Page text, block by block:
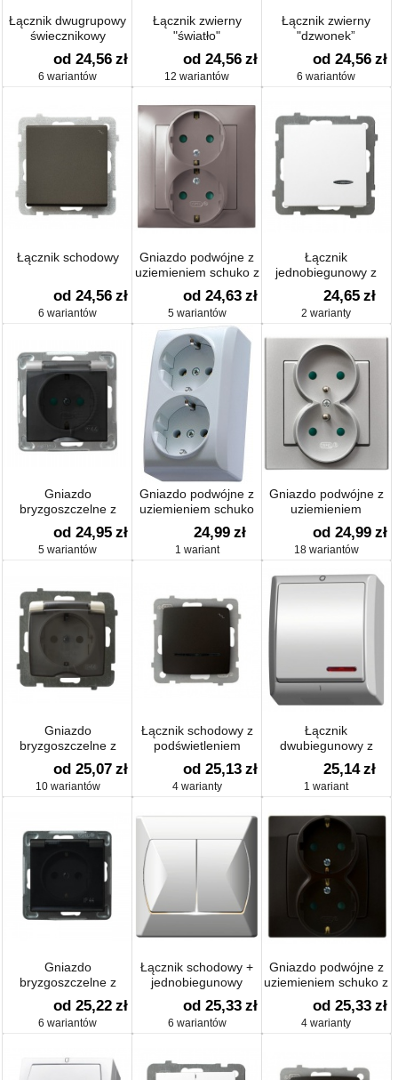
Łącznik dwugrupowy
świecznikowy
od 24,56 zł
6 wariantów
Łącznik zwierny
"światło"
od 24,56 zł
12 wariantów
Łącznik zwierny
"dzwonek”
od 24,56 zł
6 wariantów
Łącznik schodowy
od 24,56 zł
6 wariantów
Gniazdo podwójne z
uziemieniem schuko z
przesłonami
od 24,63 zł
5 wariantów
Łącznik
jednobiegunowy z
podświetleniem
24,65 zł
2 warianty
Gniazdo
bryzgoszczelne z
uziemieniem schuko
IP-44 z przesłonami
od 24,95 zł
5 wariantów
Gniazdo podwójne z
uziemieniem schuko
24,99 zł
1 wariant
Gniazdo podwójne z
uziemieniem
od 24,99 zł
18 wariantów
Gniazdo
bryzgoszczelne z
uziemieniem IP44
od 25,07 zł
10 wariantów
Łącznik schodowy z
podświetleniem
od 25,13 zł
4 warianty
Łącznik
dwubiegunowy z
podświetleniem
25,14 zł
1 wariant
Gniazdo
bryzgoszczelne z
uziemieniem schuko
IP-44
od 25,22 zł
6 wariantów
Łącznik schodowy +
jednobiegunowy
od 25,33 zł
6 wariantów
Gniazdo podwójne z
uziemieniem schuko z
przesłonami
od 25,33 zł
4 warianty